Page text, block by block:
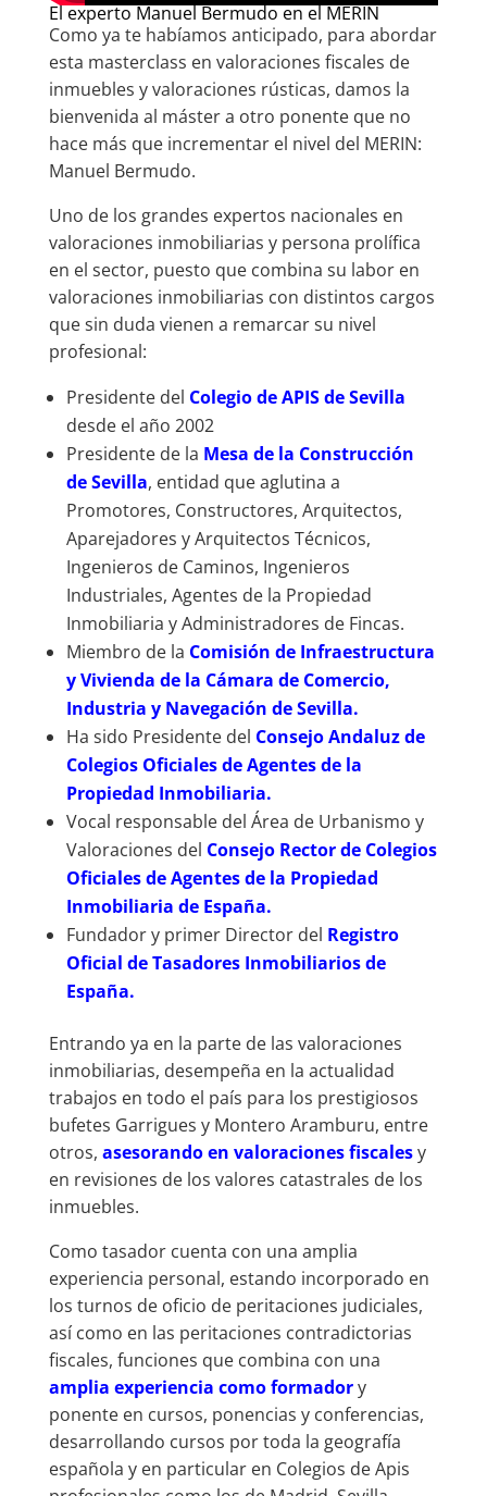
El experto Manuel Bermudo en el MERIN
Como ya te habíamos anticipado, para abordar
esta masterclass en valoraciones fiscales de
inmuebles y valoraciones rústicas, damos la
bienvenida al máster a otro ponente que no
hace más que incrementar el nivel del MERIN:
Manuel Bermudo.
Uno de los grandes expertos nacionales en
valoraciones inmobiliarias y persona prolífica
en el sector, puesto que combina su labor en
valoraciones inmobiliarias con distintos cargos
que sin duda vienen a remarcar su nivel
profesional:
Presidente del Colegio de APIS de Sevilla
desde el año 2002
Presidente de la Mesa de la Construcción
de Sevilla, entidad que aglutina a
Promotores, Constructores, Arquitectos,
Aparejadores y Arquitectos Técnicos,
Ingenieros de Caminos, Ingenieros
Industriales, Agentes de la Propiedad
Inmobiliaria y Administradores de Fincas.
Miembro de la Comisión de Infraestructura
y Vivienda de la Cámara de Comercio,
Industria y Navegación de Sevilla.
Ha sido Presidente del Consejo Andaluz de
Colegios Oficiales de Agentes de la
Propiedad Inmobiliaria.
Vocal responsable del Área de Urbanismo y
Valoraciones del Consejo Rector de Colegios
Oficiales de Agentes de la Propiedad
Inmobiliaria de España.
Fundador y primer Director del Registro
Oficial de Tasadores Inmobiliarios de
España.
Entrando ya en la parte de las valoraciones
inmobiliarias, desempeña en la actualidad
trabajos en todo el país para los prestigiosos
bufetes Garrigues y Montero Aramburu, entre
otros, asesorando en valoraciones fiscalesy
en revisiones de los valores catastrales de los
inmuebles.
Como tasador cuenta con una amplia
experiencia personal, estando incorporado en
los turnos de oficio de peritaciones judiciales,
así como en las peritaciones contradictorias
fiscales, funciones que combina con una
amplia experiencia como formadory
ponente en cursos, ponencias y conferencias,
desarrollando cursos por toda la geografía
española y en particular en Colegios de Apis